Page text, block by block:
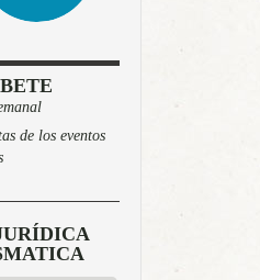
de los eventos